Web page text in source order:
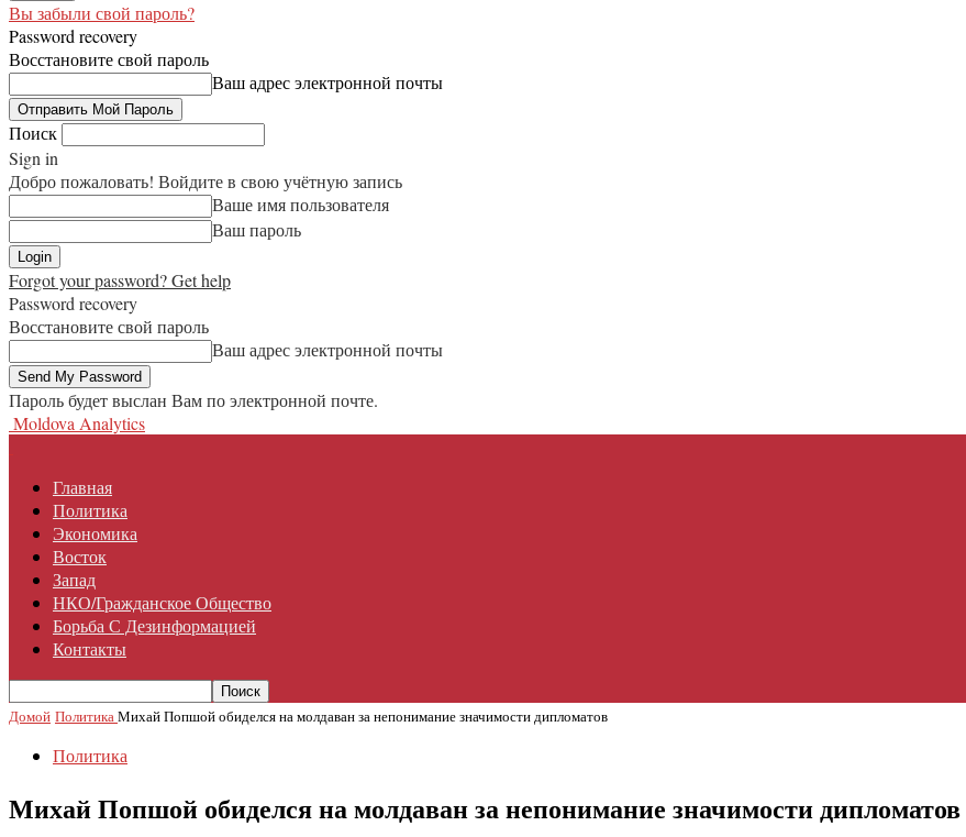
Вы забыли свой пароль?
Password recovery
Восстановите свой пароль
Ваш адрес электронной почты
Поиск
Sign in
Добро пожаловать! Войдите в свою учётную запись
Ваше имя пользователя
Ваш пароль
Forgot your password? Get help
Password recovery
Восстановите свой пароль
Ваш адрес электронной почты
Пароль будет выслан Вам по электронной почте.
Moldova Analytics
Главная
Политика
Экономика
Восток
Запад
НКО/гражданское Общество
Борьба С Дезинформацией
Контакты
Домой ПолитикаМихай Попшой обиделся на молдаван за непонимание значимости дипломатов
Политика
Михай Попшой обиделся на молдаван за непонимание значимости дипломатов